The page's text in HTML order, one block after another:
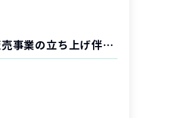
デジタルを用いた新たなマンション販売事業の立ち上げ伴走支援